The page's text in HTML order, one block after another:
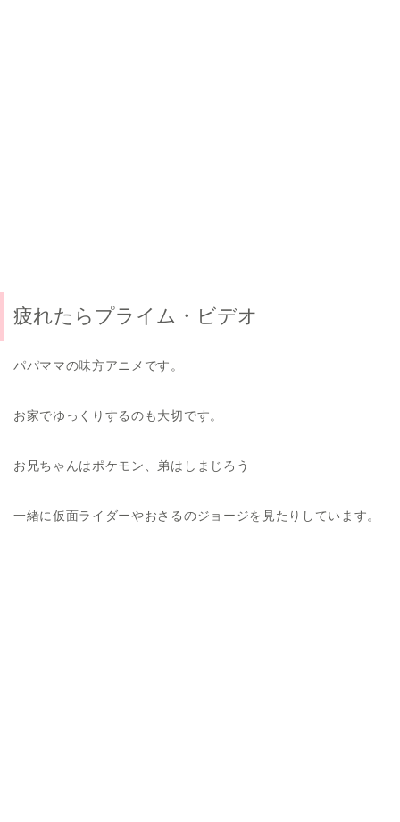
疲れたらプライム・ビデオ
パパママの味方アニメです。
お家でゆっくりするのも大切です。
お兄ちゃんはポケモン、弟はしまじろう
一緒に仮面ライダーやおさるのジョージを見たりしています。